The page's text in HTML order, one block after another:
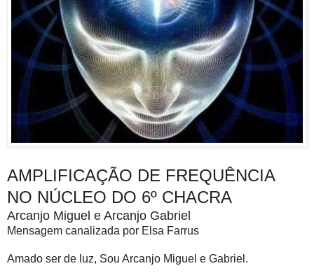
AMPLIFICAÇÃO DE FREQUÊNCIA
NO NÚCLEO DO 6º CHACRA
Arcanjo Miguel e Arcanjo Gabriel
Mensagem canalizada por Elsa Farrus
Amado ser de luz, Sou Arcanjo Miguel e Gabriel.